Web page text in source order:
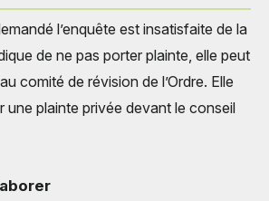
l’enquête est insatisfaite de la
de ne pas porter plainte, elle peut
comité de révision de l’Ordre. Elle
une plainte privée devant le conseil